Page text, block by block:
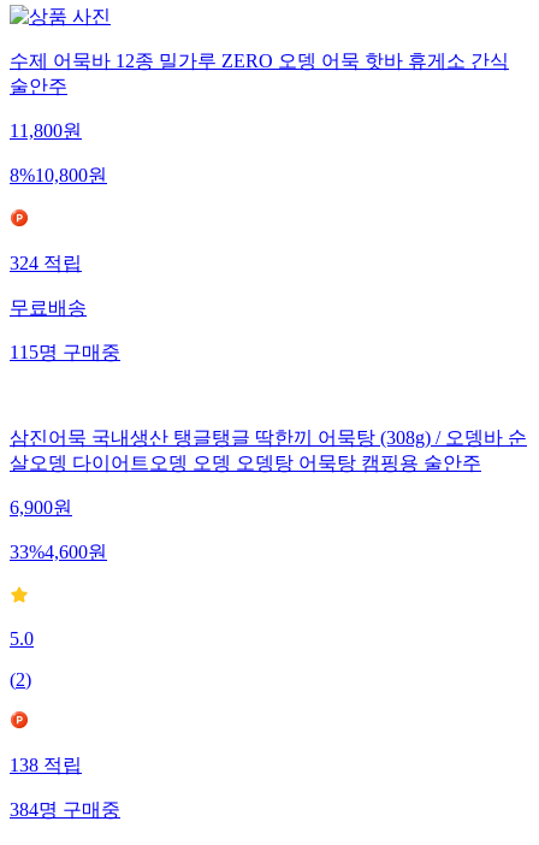
수제 어묵바 12종 밀가루 ZERO 오뎅 어묵 핫바 휴게소 간식
술안주
11,800원
8%10,800원
324 적립
무료배송
115명 구매중
삼진어묵 국내생산 탱글탱글 딱한끼 어묵탕 (308g) / 오뎅바 순
살오뎅 다이어트오뎅 오뎅 오뎅탕 어묵탕 캠핑용 술안주
6,900원
33%4,600원
5.0
(2)
138적립
384명구매중